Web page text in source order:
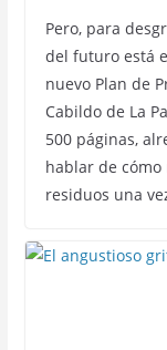
Pero, para
del futuro está
nuevo Plan de
Cabildo de La
500 páginas,
hablar de
residuos una